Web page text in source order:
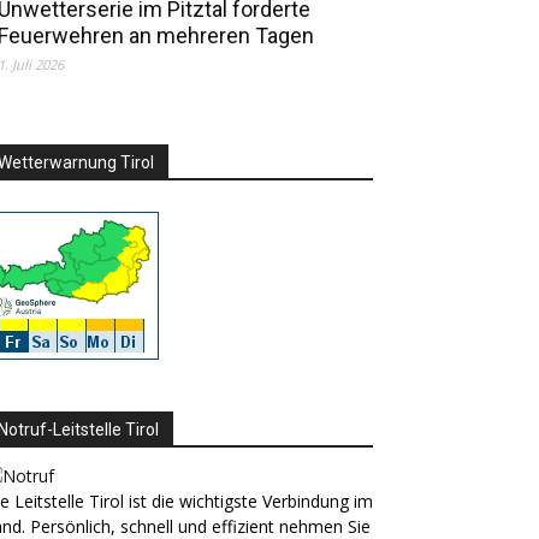
Unwetterserie im Pitztal forderte
Feuerwehren an mehreren Tagen
1. Juli 2026
Tirol
Notruf-Leitstelle Tirol
Leitstelle Tirol ist die wichtigste Verbindung im
Persönlich, schnell und effizient nehmen Sie